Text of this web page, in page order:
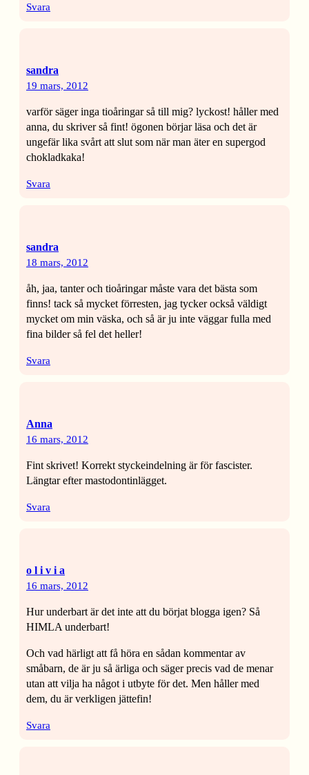
Svara
sandra
19 mars, 2012
varför säger inga tioåringar så till mig? lyckost! håller med
anna, du skriver så fint! ögonen börjar läsa och det är
ungefär lika svårt att slut som när man äter en supergod
chokladkaka!
Svara
sandra
18 mars, 2012
åh, jaa, tanter och tioåringar måste vara det bästa som
finns! tack så mycket förresten, jag tycker också väldigt
mycket om min väska, och så är ju inte väggar fulla med
fina bilder så fel det heller!
Svara
Anna
16 mars, 2012
Fint skrivet! Korrekt styckeindelning är för fascister.
Längtar efter mastodontinlägget.
Svara
o l i v i a
16 mars, 2012
Hur underbart är det inte att du börjat blogga igen? Så
HIMLA underbart!
Och vad härligt att få höra en sådan kommentar av
småbarn, de är ju så ärliga och säger precis vad de menar
utan att vilja ha något i utbyte för det. Men håller med
dem, du är verkligen jättefin!
Svara